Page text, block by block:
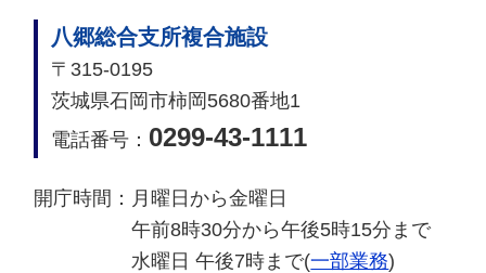
八郷総合支所複合施設
〒315-0195
茨城県石岡市柿岡5680番地1
電話番号： 0299-43-1111
開庁時間： 月曜日から金曜日
午前8時30分から午後5時15分まで
水曜日 午後7時まで(一部業務)